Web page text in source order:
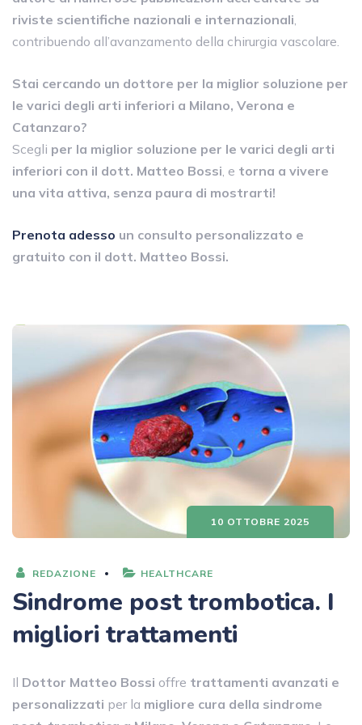
riviste scientifiche nazionali e internazionali,
contribuendo all’avanzamento della chirurgia vascolare.
Stai cercando un dottore per la miglior soluzione per
le varici degli arti inferiori a Milano, Verona e
Catanzaro?
Scegli per la miglior soluzione per le varici degli arti
inferiori con il dott. Matteo Bossi, e torna a vivere
una vita attiva, senza paura di mostrarti!
Prenota adesso un consulto personalizzato e
gratuito con il dott. Matteo Bossi.
10 OTTOBRE 2025
REDAZIONE HEALTHCARE
Sindrome post trombotica. I
migliori trattamenti
Il Dottor Matteo Bossi offre trattamenti avanzati e
personalizzati per la migliore cura della sindrome